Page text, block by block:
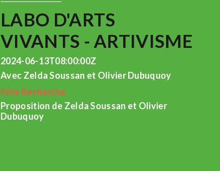
LABO D'ARTS
VIVANTS - ARTIVISME
2024-06-13T08:00:00Z
Avec Zelda Soussan et Olivier Dubuquoy
Pôle Recherche
Proposition de Zelda Soussan et Olivier
Dubuquoy